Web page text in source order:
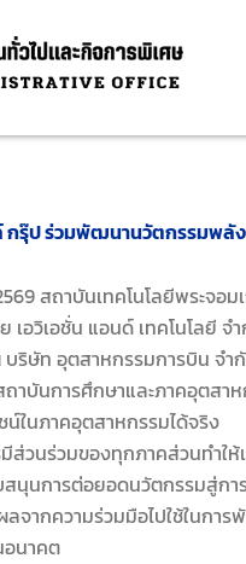
กรุ๊ป ร่วมพัฒนานวัตกรรมพลั
าบันเทคโนโลยีพระจอมเก
เอวิเอชั่น แอนด์ เทคโนโลยี
ริษัท อุตสาหกรรมการบิน จำ
ศึกษาและภาคอุตสาหกรร
น์ในภาคอุตสาหกรรมได้จริง
มของทุกภาคส่วนทำให้เกิด
นุนการต่อยอดนวัตกรรมสู่กา
ามร่วมมือไปใช้ในการพัฒน
อนาคต